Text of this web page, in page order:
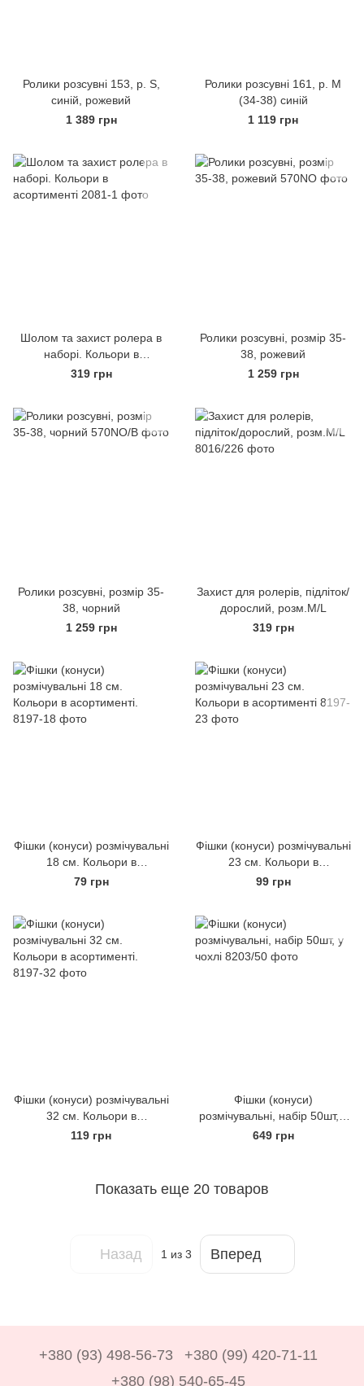
Ролики розсувні 153, р. S,
синій, рожевий
1 389 грн
Ролики розсувні 161, р. M
(34-38) синій
1 119 грн
Шолом та захист ролера в
наборі. Кольори в
асортименті
319 грн
Ролики розсувні, розмір 35-
38, рожевий
1 259 грн
Ролики розсувні, розмір 35-
38, чорний
1 259 грн
Захист для ролерів, підліток/
дорослий, розм.M/L
319 грн
Фішки (конуси) розмічувальні
18 см. Кольори в
асортименті.
79 грн
Фішки (конуси) розмічувальні
23 см. Кольори в
асортименті
99 грн
Фішки (конуси) розмічувальні
32 см. Кольори в
асортименті.
119 грн
Фішки (конуси)
розмічувальні, набір 50шт, у
чохлі
649 грн
Показать еще 20 товаров
Назад 1 из 3 Вперед
+380 (93) 498-56-73
+380 (99) 420-71-11
+380 (98) 540-65-45